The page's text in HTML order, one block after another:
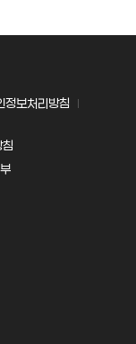
정보처리방침